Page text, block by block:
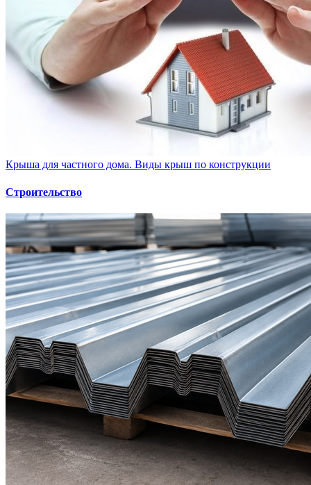
Крыша для частного дома. Виды крыш по конструкции
Строительство